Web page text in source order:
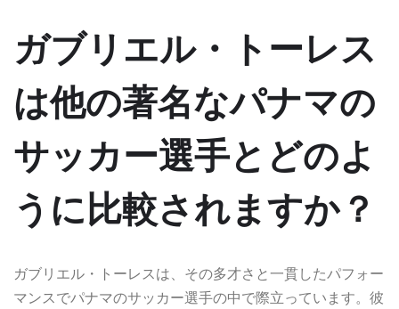
ガブリエル・トーレス
は他の著名なパナマの
サッカー選手とどのよ
うに比較されますか？
ガブリエル・トーレスは、その多才さと一貫したパフォー
マンスでパナマのサッカー選手の中で際立っています。彼